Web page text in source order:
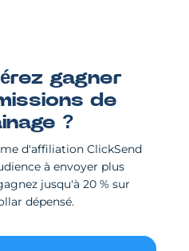
gagner
de
?
d'affiliation ClickSend
à envoyer plus
jusqu'à 20 % sur
dépensé.